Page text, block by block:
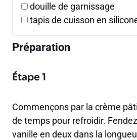
douille de garnissage
tapis de cuisson en
Préparation
Étape 1
Commençons par la crème
de temps pour refroidir.
vanille en deux dans la